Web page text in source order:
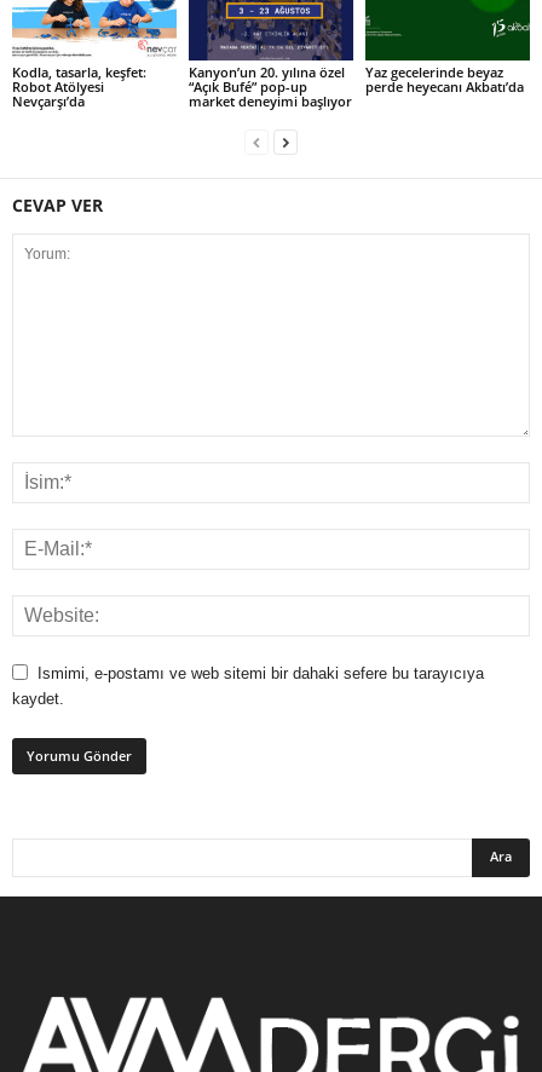
Kodla, tasarla, keşfet:
Robot Atölyesi
Nevçarşı’da
Kanyon’un 20. yılına özel
“Açık Bufé” pop-up
market deneyimi başlıyor
Yaz gecelerinde beyaz
perde heyecanı Akbatı’da
CEVAP VER
Ismimi, e-postamı ve web sitemi bir dahaki sefere bu tarayıcıya
kaydet.